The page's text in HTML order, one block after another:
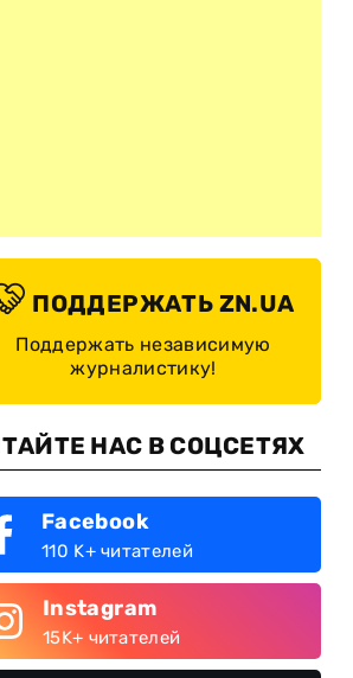
ПОДДЕРЖАТЬ ZN.UA
Поддержать независимую
журналистику!
НАС В СОЦСЕТЯХ
Facebook
110 K+ читателей
Instagram
15K+ читателей